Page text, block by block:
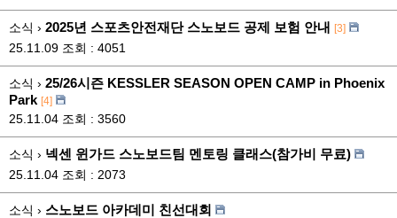
소식 › 2025년 스포츠안전재단 스노보드 공제 보험 안내 [3]
25.11.09 조회 : 4051
소식 › 25/26시즌 KESSLER SEASON OPEN CAMP in Phoenix
Park [4]
25.11.04 조회 : 3560
소식 › 넥센 윈가드 스노보드팀 멘토링 클래스(참가비 무료)
25.11.04 조회 : 2073
소식 › 스노보드 아카데미 친선대회